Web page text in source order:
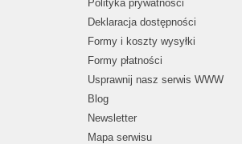
Polityka prywatności
Deklaracja dostępności
Formy i koszty wysyłki
Formy płatności
Usprawnij nasz serwis WWW
Blog
Newsletter
Mapa serwisu